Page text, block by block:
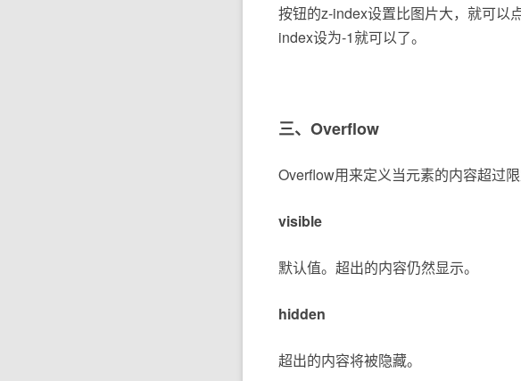
按钮的z-index设置比图片大，就可以
index设为-1就可以了。
三、Overflow
Overflow用来定义当元素的内容超过
visible
默认值。超出的内容仍然显示。
hidden
超出的内容将被隐藏。